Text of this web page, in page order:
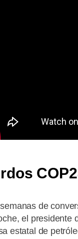
de
el presidente
estatal de